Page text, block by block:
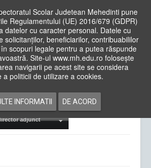
Scolar Judetean Mehedinti pune
Regulamentului (UE) 2016/679 (GDPR)
datelor cu caracter personal. Datele cu
solicitanților, beneficiarilor, contribuabililor
scopuri legale pentru a putea răspunde
Site-ul www.mh.edu.ro folosește
navigarii pe acest site se considera
a politicii de utilizare a cookies.
INFORMATII DE ACORD
Cadre Didactice
adjunct